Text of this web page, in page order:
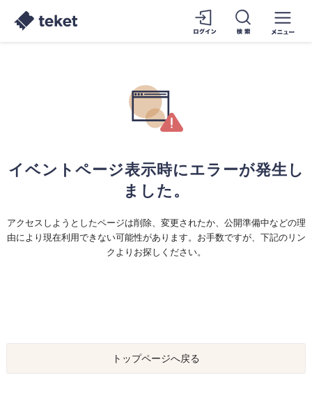
イベントページ表示時にエラーが発生し
ました。
アクセスしようとしたページは削除、変更されたか、公開準備中などの理
由により現在利用できない可能性があります。お手数ですが、下記のリン
クよりお探しください。
トップページへ戻る